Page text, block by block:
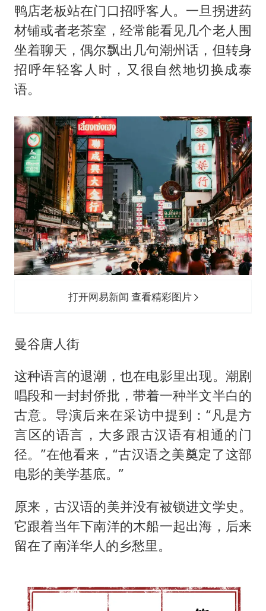
鸭店老板站在门口招呼客人。一旦拐进药
材铺或者老茶室，经常能看见几个老人围
坐着聊天，偶尔飘出几句潮州话，但转身
招呼年轻客人时，又很自然地切换成泰
语。
打开网易新闻 查看精彩图片
曼谷唐人街
这种语言的退潮，也在电影里出现。潮剧
唱段和一封封侨批，带着一种半文半白的
古意。导演后来在采访中提到：“凡是方
言区的语言，大多跟古汉语有相通的门
径。”在他看来，“古汉语之美奠定了这部
电影的美学基底。”
原来，古汉语的美并没有被锁进文学史。
它跟着当年下南洋的木船一起出海，后来
留在了南洋华人的乡愁里。